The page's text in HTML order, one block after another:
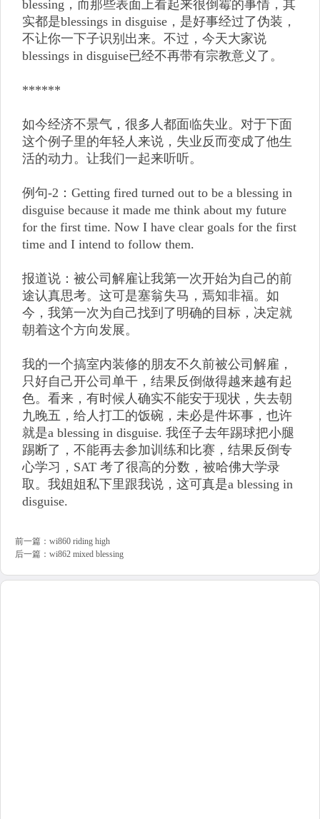
blessing，而那些表面上看起来很倒霉的事情，其
实都是blessings in disguise，是好事经过了伪装，
不让你一下子识别出来。不过，今天大家说
blessings in disguise已经不再带有宗教意义了。
******
如今经济不景气，很多人都面临失业。对于下面
这个例子里的年轻人来说，失业反而变成了他生
活的动力。让我们一起来听听。
例句-2：Getting fired turned out to be a blessing in
disguise because it made me think about my future
for the first time. Now I have clear goals for the first
time and I intend to follow them.
报道说：被公司解雇让我第一次开始为自己的前
途认真思考。这可是塞翁失马，焉知非福。如
今，我第一次为自己找到了明确的目标，决定就
朝着这个方向发展。
我的一个搞室内装修的朋友不久前被公司解雇，
只好自己开公司单干，结果反倒做得越来越有起
色。看来，有时候人确实不能安于现状，失去朝
九晚五，给人打工的饭碗，未必是件坏事，也许
就是a blessing in disguise. 我侄子去年踢球把小腿
踢断了，不能再去参加训练和比赛，结果反倒专
心学习，SAT 考了很高的分数，被哈佛大学录
取。我姐姐私下里跟我说，这可真是a blessing in
disguise.
前一篇： wi860 riding high
后一篇： wi862 mixed blessing